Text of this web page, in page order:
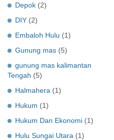
Depok (2)
DIY (2)
Embaloh Hulu (1)
Gunung mas (5)
gunung mas kalimantan
Tengah (5)
Halmahera (1)
Hukum (1)
Hukum Dan Ekonomi (1)
Hulu Sungai Utara (1)